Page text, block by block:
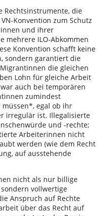
Rechtsinstrumente, die
Konvention zum Schutz
und ihrer
mehrere ILO-Abkommen
Konvention schafft keine
sondern garantiert die
die gleichen
Lohn für gleiche Arbeit
auch bei temporären
zumindest
egal ob ihr
irregulär ist. Illegalisierte
und -rechte;
Arbeiterinnen nicht
werden (wie dem Recht
auf ausstehende
nicht als nur billige
vollwertige
Anspruch auf Rechte
über das Recht auf